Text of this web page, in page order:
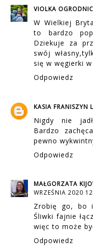
VIOLKA
W Wielkiej
to bardzo
Dziekuje za
swój
się w węgierki
Odpowiedz
KASIA FRANISZYN
Nigdy nie
Bardzo
pewno
Odpowiedz
MAŁGORZATA
WRZEŚNIA 2020
Zrobię go, bo
Śliwki fajnie
więc to może
Odpowiedz